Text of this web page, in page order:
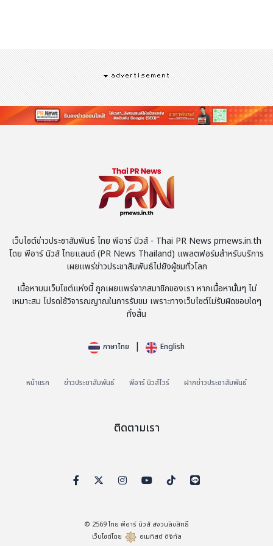
ผู้คน ขับเคลื่อนด้วยเทคโนโลยี และได้รับการพิสูจน์ผ่านการใช้งานใน
ชีวิตประจำวัน"
Haier Signs New Partnerships in the World of Football
"Haier เป็นแบรนด์ที่เปี่ยมด้วยความทะเยอทะยาน นวัตกรรม และ
Liverpool Football Club กล่าว"Haier ได้สร้างชื่อเสียงด้าน
สอดคล้องกับขนาดฐานแฟนคลับทั่วโลกของ Liverpool Football
Club และเรารู้สึกตื่นเต้นที่จะได้เห็นความร่วมมือครั้งนี้เป็นจริง และ
เว็บไซต์ข่าวประชาสัมพันธ์ ไทย พีอาร์ นิวส์ - Thai PR News prnews.in.th
โดย พีอาร์ นิวส์ ไทยแลนด์ (PR News Thailand) แพลตฟอร์มสำหรับบริการ
เผยแพร่ข่าวประชาสัมพันธ์ไปยังผู้ชมทั่วโลก
เนื้อหาบนเว็บไซต์แห่งนี้ ถูกเผยแพร่จากสมาชิกของเรา หากเนื้อหานั้นๆ ไม่
เหมาะสม โปรดใช้วิจารณญาณในการรับชม เพราะทางเว็บไซต์ไม่รับผิดชอบใดๆ
ทั้งสิ้น
ภาษาไทย | English
หน้าแรก ข่าวประชาสัมพันธ์ พีอาร์ นิวส์ไวร์ ฝากข่าวประชาสัมพันธ์
ติดตามเรา
© 2569ไทย พีอาร์ นิวส์ สงวนลิขสิทธิ์
เว็บไซต์โดย
อเมทิสต์ ดิจิทัล